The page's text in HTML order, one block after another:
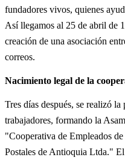
fundadores vivos, quienes
Así llegamos al 25 de abril de
creación de una asociación
correos.
Nacimiento legal de la
Tres días después, se realizó
trabajadores, formando la
"Cooperativa de Empleados
Postales de Antioquia Ltda."